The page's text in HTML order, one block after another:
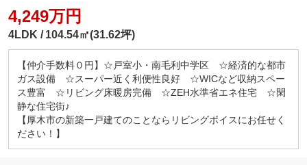
4,249万円
4LDK 104.54㎡(31.62坪)
【仲介手数料０円】☆戸室小・南毛利中学区 ☆経済的な都市
ガス設備 ☆スーパー近く利便性良好 ☆WICなど収納スペー
ス豊富 ☆リビング床暖房完備 ☆ZEH水準省エネ住宅 ☆閑
静な住宅街♪
【厚木市の新築一戸建てのことならリビングボイスにお任せく
ださい！】